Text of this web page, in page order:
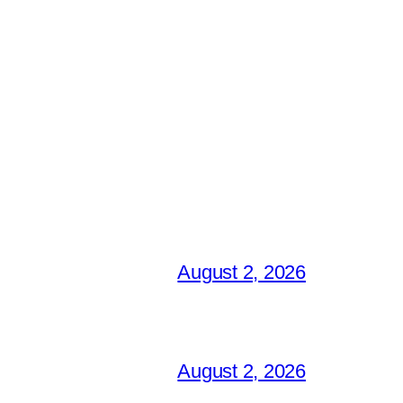
August 2, 2026
August 2, 2026